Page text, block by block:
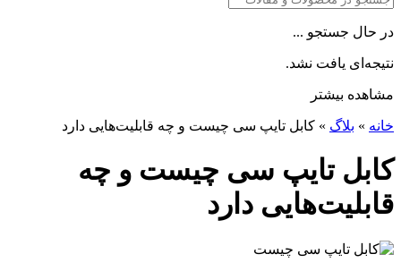
در حال جستجو ...
نتیجه‌ای یافت نشد.
مشاهده بیشتر
خانه » بلاگ » کابل تایپ سی چیست و چه قابلیت‌هایی دارد
کابل تایپ سی چیست و چه
قابلیت‌هایی دارد